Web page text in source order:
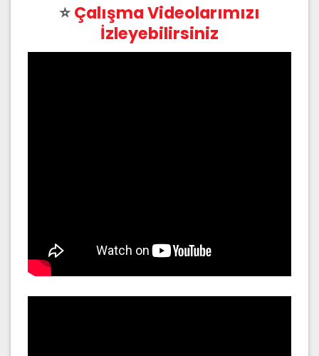
⭐Çalışma Videolarımızı
İzleyebilirsiniz